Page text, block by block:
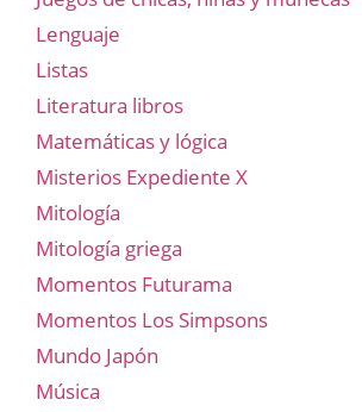
Lenguaje
Listas
Literatura libros
Matemáticas y lógica
Misterios Expediente X
Mitología
Mitología griega
Momentos Futurama
Momentos Los Simpsons
Mundo Japón
Música